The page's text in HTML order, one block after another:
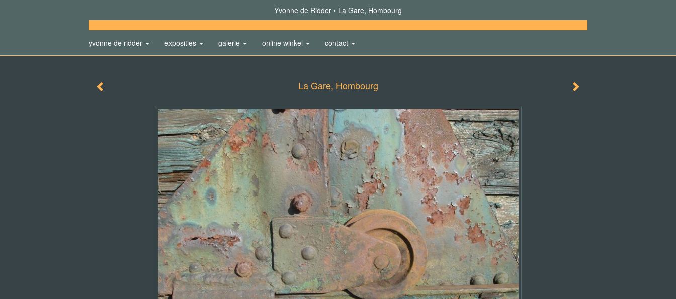
Yvonne de Ridder La Gare, Hombourg
yvonne de ridder exposities galerie online winkel contact
La Gare, Hombourg